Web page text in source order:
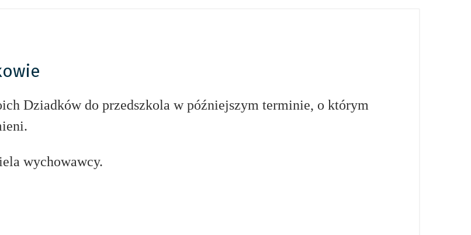
Dziadków do przedszkola w późniejszym terminie, o którym
wychowawcy.